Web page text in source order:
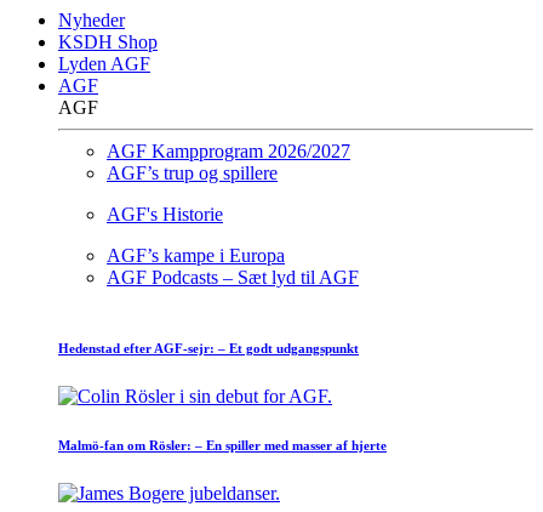
Nyheder
KSDH Shop
Lyden AGF
AGF
AGF
AGF Kampprogram 2026/2027
AGF’s trup og spillere
AGF's Historie
AGF’s kampe i Europa
AGF Podcasts – Sæt lyd til AGF
Hedenstad efter AGF-sejr: – Et godt udgangspunkt
Malmö-fan om Rösler: – En spiller med masser af hjerte